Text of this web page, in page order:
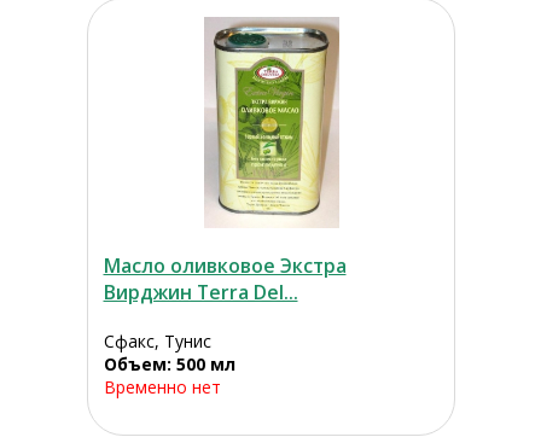
Масло оливковое Экстра
Вирджин Terra Del...
Сфакс, Тунис
Объем: 500 мл
Временно нет